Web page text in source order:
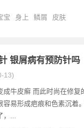
宝 身上 鳞屑 皮肤
银屑病有预防针吗
13)
成牛皮癣 而此时尚在修复
容易形成疤痕和色素沉着
...